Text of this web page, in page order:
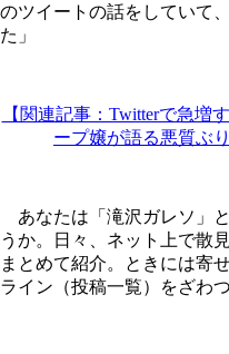
のツイートの話をしていて
た」
【関連記事：Twitterで急
ープ嬢が語る悪質ぶ
あなたは「滝沢ガレソ」
うか。日々、ネット上で散
まとめて紹介。ときには寄
ライン（投稿一覧）をざわ